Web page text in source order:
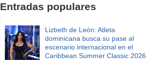
Entradas populares
Lizbeth de León: Atleta
dominicana busca su pase al
escenario internacional en el
Caribbean Summer Classic 2026